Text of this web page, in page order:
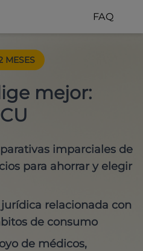
FAQ
MESES
mejor:
imparciales de
para ahorrar y elegir
relacionada con
de consumo
de médicos,